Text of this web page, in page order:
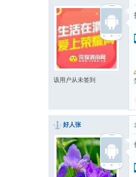
该用户从未签到
好人张